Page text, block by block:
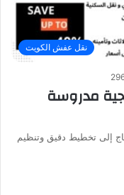
نقل عفش الكويت
مدروسة
إلى تخطيط دقيق وتنظيم